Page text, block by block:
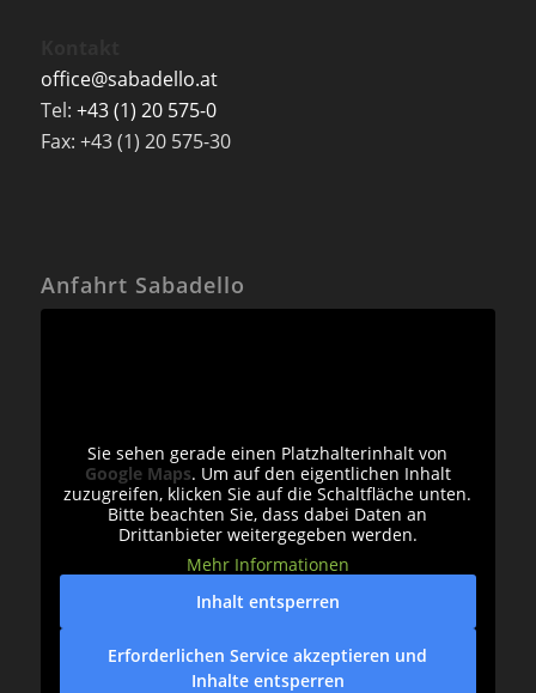
office@sabadello.at
Tel: +43 (1) 20 575-0
Fax: +43 (1) 20 575-30
Anfahrt Sabadello
Sie sehen gerade einen Platzhalterinhalt von
Google Maps. Um auf den eigentlichen Inhalt
zuzugreifen, klicken Sie auf die Schaltfläche unten.
Bitte beachten Sie, dass dabei Daten an
Drittanbieter weitergegeben werden.
Mehr Informationen
Inhalt entsperren
Erforderlichen Service akzeptieren und
Inhalte entsperren